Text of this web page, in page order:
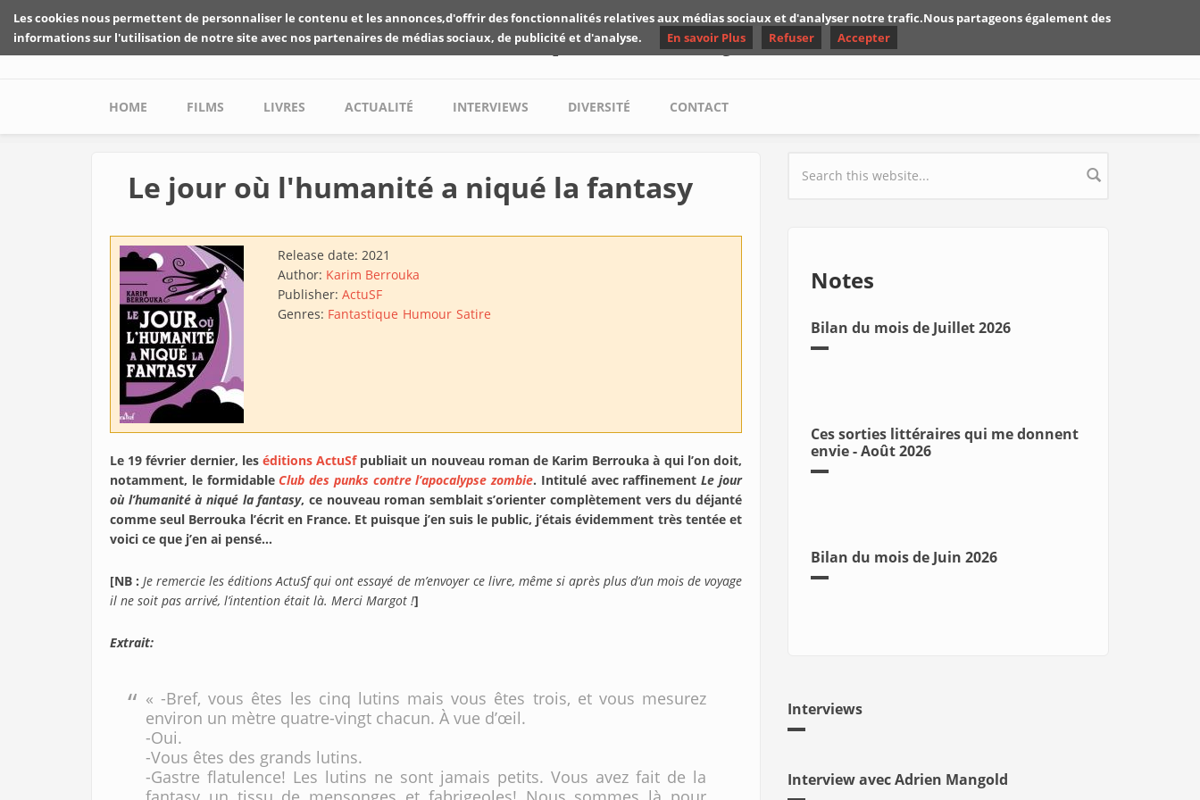
Skip to main content
Les critiques de Yuyine
Main menu
HOME FILMS LIVRES ACTUALITÉ INTERVIEWS DIVERSITÉ CONTACT
Le jour où l'humanité a niqué la fantasy
Release date: 2021
Author: Karim Berrouka
Publisher: ActuSF
Genres: Fantastique Humour Satire
Le 19 février dernier, les éditions ActuSfpubliait un nouveau roman de Karim Berrouka à qui l’on doit,
notamment, le formidable Club des punks contre l’apocalypse zombie. Intitulé avec raffinementLe jour
où l’humanité à niqué la fantasy, ce nouveau roman semblait s’orienter complètement vers du déjanté
comme seul Berrouka l’écrit en France. Et puisque j’en suis le public, j’étais évidemment très tentée et
voici ce que j’en ai pensé…
[NB : Je remercie les éditions ActuSf qui ont essayé de m’envoyer ce livre, même si après plus d’un mois de voyage
il ne soit pas arrivé, l’intention était là. Merci Margot !]
Extrait:
« -Bref, vous êtes les cinq lutins mais vous êtes trois, et vous mesurez
environ un mètre quatre-vingt chacun. À vue d’œil.
-Oui.
-Vous êtes des grands lutins.
-Gastre flatulence! Les lutins ne sont jamais petits. Vous avez fait de la
Search form
Notes
Bilan du mois de Juillet 2026
Ces sorties littéraires qui me donnent
envie - Août 2026
Bilan du mois de Juin 2026
Interviews
Interview avec Adrien Mangold
Les cookies nous permettent de personnaliser le contenu et les annonces,d'offrir des fonctionnalités relatives aux médias sociaux et d'analyser notre trafic.Nous partageons également des
informations sur l'utilisation de notre site avec nos partenaires de médias sociaux, de publicité et d'analyse.
En savoir Plus Refuser Accepter